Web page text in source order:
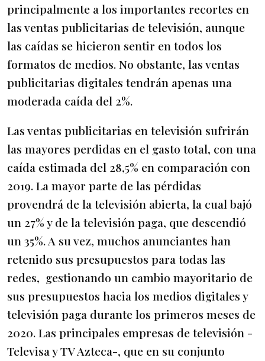
principalmente a los importantes recortes en
las ventas publicitarias de televisión, aunque
las caídas se hicieron sentir en todos los
formatos de medios. No obstante, las ventas
publicitarias digitales tendrán apenas una
moderada caída del 2%.
Las ventas publicitarias en televisión sufrirán
las mayores perdidas en el gasto total, con una
caída estimada del 28,5% en comparación con
2019. La mayor parte de las pérdidas
provendrá de la televisión abierta, la cual bajó
un 27% y de la televisión paga, que descendió
un 35%. A su vez, muchos anunciantes han
retenido sus presupuestos para todas las
redes, gestionando un cambio mayoritario de
sus presupuestos hacia los medios digitales y
televisión paga durante los primeros meses de
2020. Las principales empresas de televisión -
Televisa y TV Azteca-, que en su conjunto